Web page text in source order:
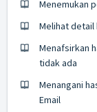
Menemukan
Melihat detail
Menafsirkan
tidak ada
Menangani
Email